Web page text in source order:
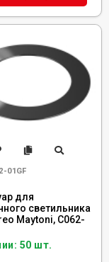
01GF
для
светильника
Maytoni, C062-
50 шт.